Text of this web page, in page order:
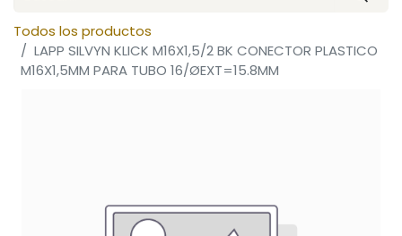
Todos los productos
LAPP SILVYN KLICK M16X1,5/2 BK CONECTOR PLASTICO
M16X1,5MM PARA TUBO 16/ØEXT=15.8MM